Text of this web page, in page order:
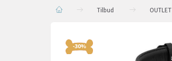
Tilbud OUTLET
-30%